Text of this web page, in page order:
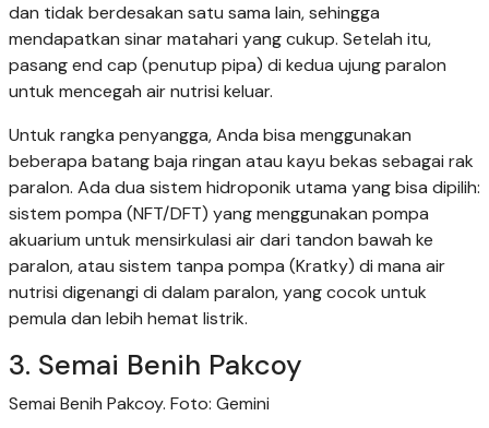
dan tidak berdesakan satu sama lain, sehingga
mendapatkan sinar matahari yang cukup. Setelah itu,
pasang end cap (penutup pipa) di kedua ujung paralon
untuk mencegah air nutrisi keluar.
Untuk rangka penyangga, Anda bisa menggunakan
beberapa batang baja ringan atau kayu bekas sebagai rak
paralon. Ada dua sistem hidroponik utama yang bisa dipilih:
sistem pompa (NFT/DFT) yang menggunakan pompa
akuarium untuk mensirkulasi air dari tandon bawah ke
paralon, atau sistem tanpa pompa (Kratky) di mana air
nutrisi digenangi di dalam paralon, yang cocok untuk
pemula dan lebih hemat listrik.
3. Semai Benih Pakcoy
Semai Benih Pakcoy. Foto: Gemini